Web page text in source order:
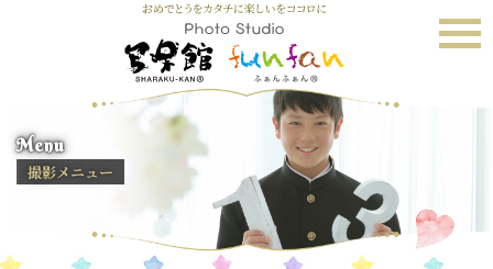
Menu
撮影メニュー